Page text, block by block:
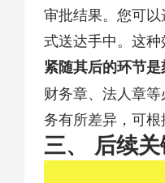
审批结果。您可
式送达手中。这种
紧随其后的环节
财务章、法人章
务有所差异，可根
三、 后续